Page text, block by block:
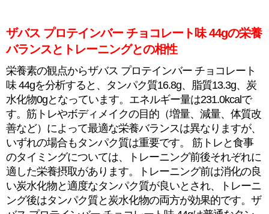
ザバス プロテインバー チョコレート味 44gの栄養
バランスとトレーニングとの相性
栄養素の観点からザバス プロテインバー チョコレート
味 44gを分析すると、タンパク質16.8g、脂質13.3g、炭
水化物0gとなっています。エネルギー量は231.0kcalで
す。筋トレやボディメイクの目的（増量、減量、体質改
善など）によって最適な栄養バランスは異なりますが、
いずれの場合もタンパク質は重要です。 筋トレと食事
のタイミングについては、トレーニング前後それぞれに
適した栄養摂取があります。トレーニング前は消化の良
い炭水化物と適度なタンパク質が良いとされ、トレーニ
ング後はタンパク質と炭水化物の両方が効果的です。ザ